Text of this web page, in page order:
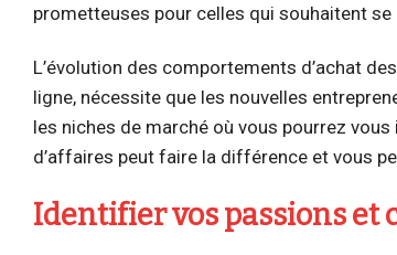
prometteuses pour celles qui souhaitent
L’évolution des comportements d’achat
ligne, nécessite que les nouvelles
les niches de marché où vous pourrez
d’affaires peut faire la différence et vous
Identifier vos passions et